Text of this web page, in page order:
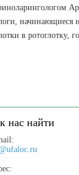
в ротоглотку,
нас найти